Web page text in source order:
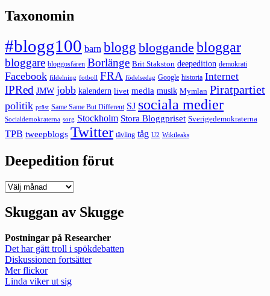
Taxonomin
#blogg100 barn blogg bloggande bloggar
bloggare bloggosfären Borlänge Brit Stakston deepedition demokrati
Facebook fildelning fotboll FRA födelsedag Google historia Internet
IPRed JMW jobb kalendern livet media musik Mymlan Piratpartiet
politik präst Same Same But Different SJ sociala medier
Socialdemokraterna sorg Stockholm Stora Bloggpriset Sverigedemokraterna
TPB tweepblogs Twitter tävling tåg U2 Wikileaks
Deepedition förut
Deepedition
Skuggan av Skugge
Postningar på Researcher
Det har gått troll i spökdebatten
Diskussionen fortsätter
Mer flickor
Linda viker ut sig